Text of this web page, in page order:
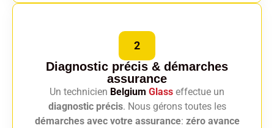
2
Diagnostic précis & démarches
assurance
Un technicien Belgium Glass effectue un
diagnostic précis. Nous gérons toutes les
démarches avec votre assurance: zéro avance